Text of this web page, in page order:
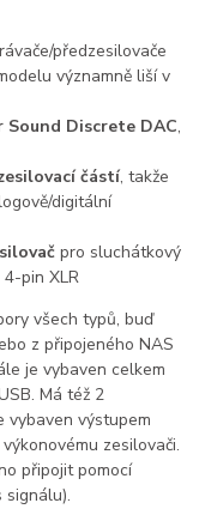
předzesilovače
významně liší v
Sound Discrete DAC,
částí, takže
digitální
pro sluchátkový
pin XLR
všech typů, buď
z připojeného NAS
je vybaven celkem
Má též 2
vybaven výstupem
zesilovači.
připojit pomocí
signálu).